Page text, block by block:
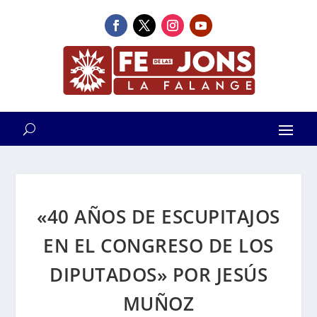
«40 AÑOS DE ESCUPITAJOS
EN EL CONGRESO DE LOS
DIPUTADOS» POR JESÚS
MUÑOZ